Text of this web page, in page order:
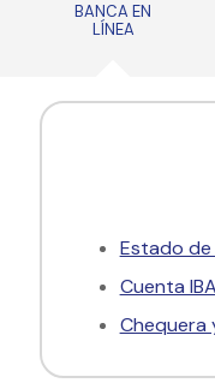
BANCA EN
LÍNEA
Estado
Cuenta
Chequera